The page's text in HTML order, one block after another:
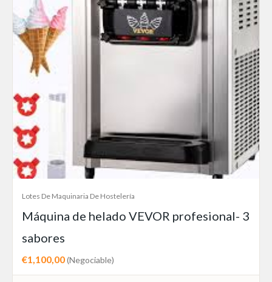
Lotes De Maquinaria De Hostelería
Máquina de helado VEVOR profesional- 3
sabores
€1,100,00(Negociable)